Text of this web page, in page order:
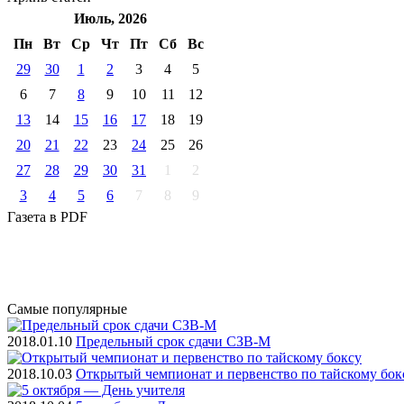
Июль, 2026
Пн
Вт Ср Чт Пт Cб
Вс
29
30 1 2 3 4
5
6
7 8 9 10 11
12
13
14 15 16 17 18
19
20
21 22 23 24 25
26
27
28 29 30 31 1
2
3
4 5 6 7 8
9
Газета в PDF
Самые популярные
2018.01.10 Предельный срок сдачи СЗВ-М
2018.10.03 Открытый чемпионат и первенство по тайскому